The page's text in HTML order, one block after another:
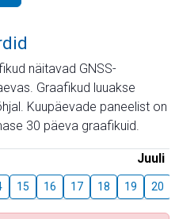
näitavad GNSS-
Graafikud luuakse
Kuupäevade paneelist on
30 päeva graafikuid.
Juuli
15 16 17 18 19 20